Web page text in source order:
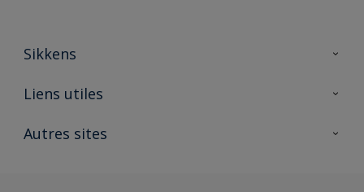
Sikkens
A propos de Sikkens
Liens utiles
Ouvrir un magasin PASS
Autres sites